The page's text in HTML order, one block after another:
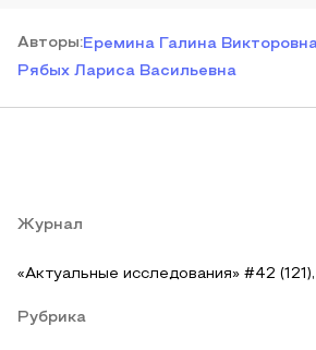
Авторы:Еремина Галина
Рябых Лариса Васильевна
Журнал
«Актуальные исследования» #42
Рубрика